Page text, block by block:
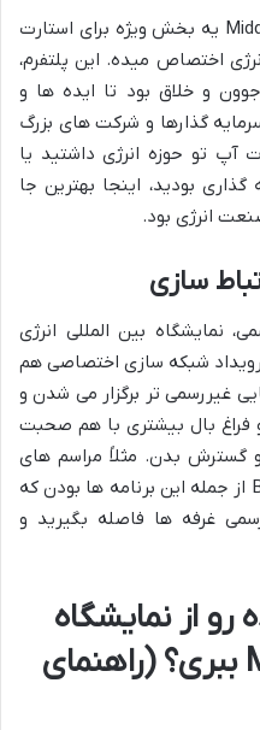
هر سال، نمایشگاه Middle East Energy یه بخش ویژه برای استارت
اختصاص میده. این پلتفرم،
و خلاق بود تا ایده ها و
گذارها و شرکت های بزرگ
آپ تو حوزه انرژی داشتید یا
بودید، اینجا بهترین جا
انرژی بود.
سازی
نمایشگاه بین المللی انرژی
عربی سال ۲۰۲۳ کلی رویداد شبکه سازی اختصاصی هم
غیررسمی تر برگزار می شدن و
فراغ بال بیشتری با هم صحبت
گسترش بدن. مثلاً مراسم های
شام، کوکتل پارتی ها یا جلسات B2B از جمله این برنامه ها بودن که
غرفه ها فاصله بگیرید و
رو از نمایشگاه
Middle East Energy ببری؟ (راهنمای